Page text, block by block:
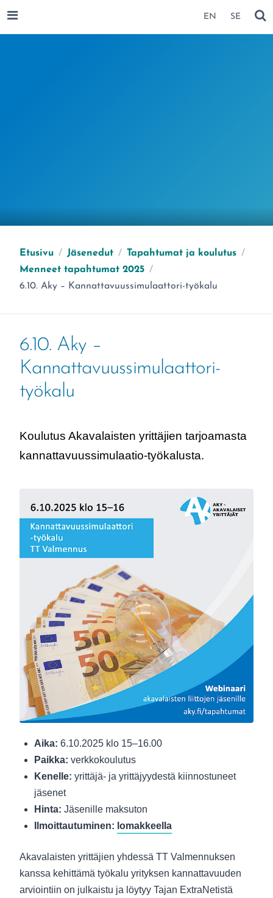
SIIRRY SIVUN SISÄLTÖÖN EN SE
Etusivu / Jäsenedut / Tapahtumat ja koulutus /
Menneet tapahtumat 2025 /
Olet täällä:
6.10. Aky – Kannattavuussimulaattori-työkalu
6.10. Aky –
Kannattavuussimulaattori-
työkalu
Koulutus Akavalaisten yrittäjien tarjoamasta
kannattavuussimulaatio-työkalusta.
Aika: 6.10.2025 klo 15–16.00
Paikka: verkkokoulutus
Kenelle: yrittäjä- ja yrittäjyydestä kiinnostuneet
jäsenet
Hinta: Jäsenille maksuton
Ilmoittautuminen: lomakkeella
Akavalaisten yrittäjien yhdessä TT Valmennuksen
kanssa kehittämä työkalu yrityksen kannattavuuden
arviointiin on julkaistu ja löytyy Tajan ExtraNetistä